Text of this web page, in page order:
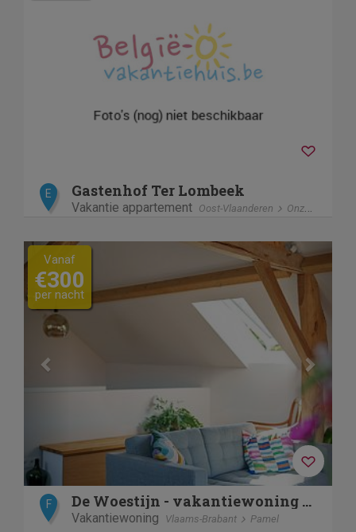
E Gastenhof Ter Lombeek
Vakantie appartement Oost-Vlaanderen Onze-Lieve-Vrouw-Lombeek
Previous Next
Vanaf
€300
per nacht
F De Woestijn - vakantiewoning Den Ast
Vakantiewoning Vlaams-Brabant Pamel